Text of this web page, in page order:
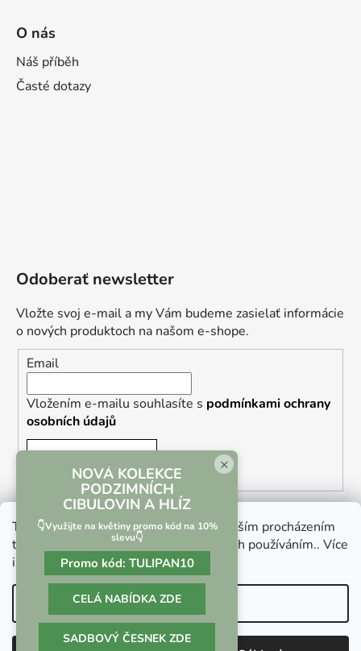
Tento web používá soubory cookie. Dalším procházením
tohoto webu vyjadřujete souhlas s jejich používáním.. Více
informacízde.
Nastavenie
O nás
Náš příběh
Časté dotazy
Odoberať newsletter
Vložte svoj e-mail a my Vám budeme zasielať informácie
o nových produktoch na našom e-shope.
Email
Vložením e-mailu souhlasíte s podmínkami ochrany
osobních údajů
Vrácení zboží a reklamace Kontaktní formulář
Vytvoril Shoptet
×
NOVÁ KOLEKCE
PODZIMNÍCH
CIBULOVIN A HLÍZ
👇Využijte na květiny promo kód na 10%
slevu👇
Promo kód: TULIPAN10
CELÁ NABÍDKA ZDE
SADBOVÝ ČESNEK ZDE